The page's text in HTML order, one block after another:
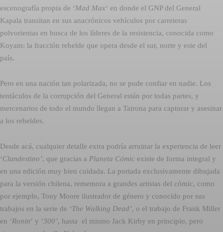
escenografía propia de ‘Mad Max‘ en donde el GNP del General
Kapala transitan en sus anacrónicos vehículos por carreteras
polvorientas en busca de los líderes de la resistencia, conocida como
Koyam: la fracción rebelde que opera desde el sur, norte y este del
país.
Pero en una nación tan polarizada, no se pude confiar en nadie. Los
tentáculos de la corrupción del General están por todas partes, y
mercenarios de todo el mundo llegan a Tairona para capturar y asesinar
a los rebeldes.
Desde acá, cualquier detalle extra podría arruinar la experiencia de leer
‘Clandestino’, que gracias a Planeta Cómic existe de forma integral y
en una edición muy bien cuidada. La portada exclusivamente dibujada
para la versión chilena, rememora a grandes artistas del cómic, como
por ejemplo, Tony Moore ilustrador de género y conocido por sus
trabajos en la serie de ‘The Walking Dead’, o el trabajo de Frank Miller
en ‘Ronin‘ y ‘300’, hasta el mismo Jack Kirby en principio, pero